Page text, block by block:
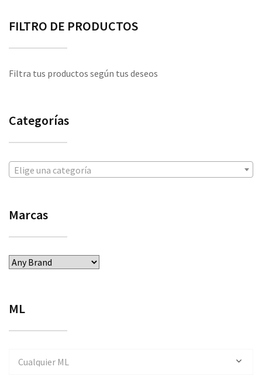
FILTRO DE PRODUCTOS
Filtra tus productos según tus deseos
Categorías
Elige una categoría
Marcas
ML
Cualquier ML